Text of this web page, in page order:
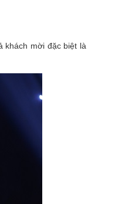
khách mời đặc biệt là